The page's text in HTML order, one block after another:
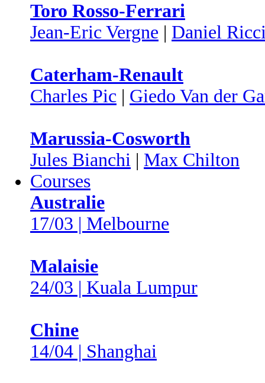
Toro Rosso-Ferrari
Jean-Eric Vergne | Daniel
Caterham-Renault
Charles Pic | Giedo Van der
Marussia-Cosworth
Jules Bianchi | Max Chilton
Courses
Australie
17/03 | Melbourne
Malaisie
24/03 | Kuala Lumpur
Chine
14/04 | Shanghai